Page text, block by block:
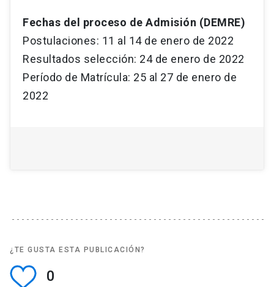
Fechas del proceso de Admisión (DEMRE)
Postulaciones: 11 al 14 de enero de 2022
Resultados selección: 24 de enero de 2022
Período de Matrícula: 25 al 27 de enero de
2022
¿TE GUSTA ESTA PUBLICACIÓN?
0